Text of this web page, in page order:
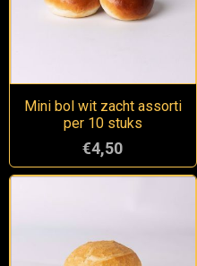
Mini bol wit zacht assorti
per 10 stuks
€4,50